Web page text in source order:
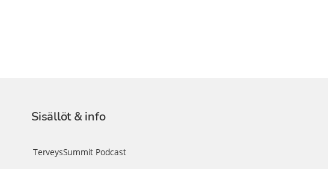
Sisällöt & info
TerveysSummit Podcast